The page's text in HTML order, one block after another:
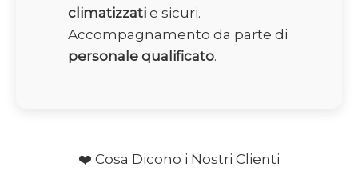
climatizzati e sicuri.
Accompagnamento da parte di
personale qualificato.
❤️ Cosa Dicono i Nostri Clienti